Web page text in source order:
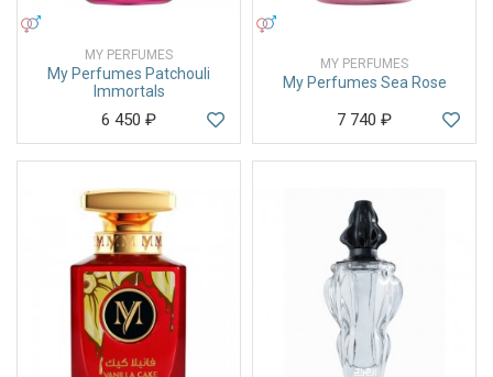
MY PERFUMES
My Perfumes Patchouli
Immortals
6 450 ₽
MY PERFUMES
My Perfumes Sea Rose
7 740 ₽